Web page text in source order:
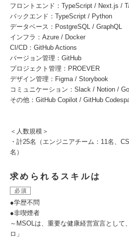
フロントエンド：TypeScript / Next.js /
バックエンド：TypeScript / Python
データベース：PostgreSQL / GraphQL
インフラ：Azure / Docker
CI/CD：GitHub Actions
バージョン管理：GitHub
プロジェクト管理：PROEVER
デザイン管理：Figma / Storybook
コミュニケーション：Slack / Notion /
その他：GitHub Copilot / GitHub
＜人数規模＞
・計25名（エンジニアチーム：11名、
名）
求められるスキルは
必須
●学歴不問
●非喫煙者
～MSOLは、重要な健康経営宣言として
ロ」